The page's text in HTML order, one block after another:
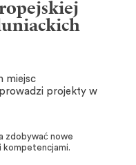
miejsc
projekty w
zdobywać nowe
kompetencjami.